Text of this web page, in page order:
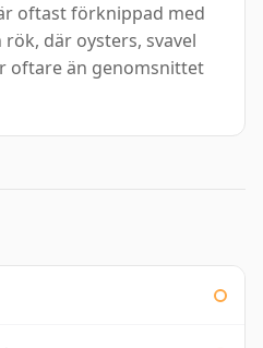
oftast förknippad med
där oysters, svavel
oftare än genomsnittet